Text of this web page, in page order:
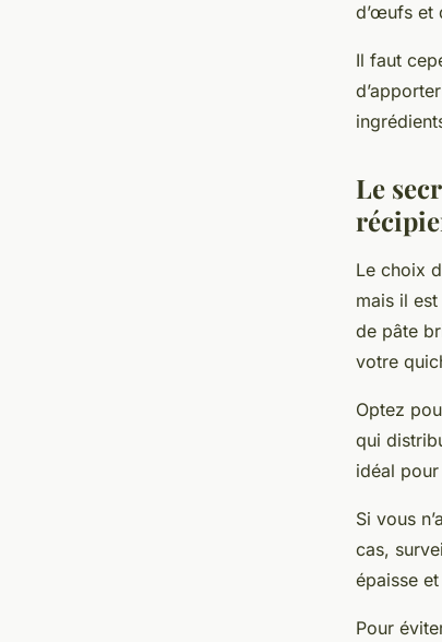
d’œufs et
Il faut
Le
Le choix
mais il
de pâte
votre
Optez
qui
idéal
Si vous
cas,
épaisse
Pour